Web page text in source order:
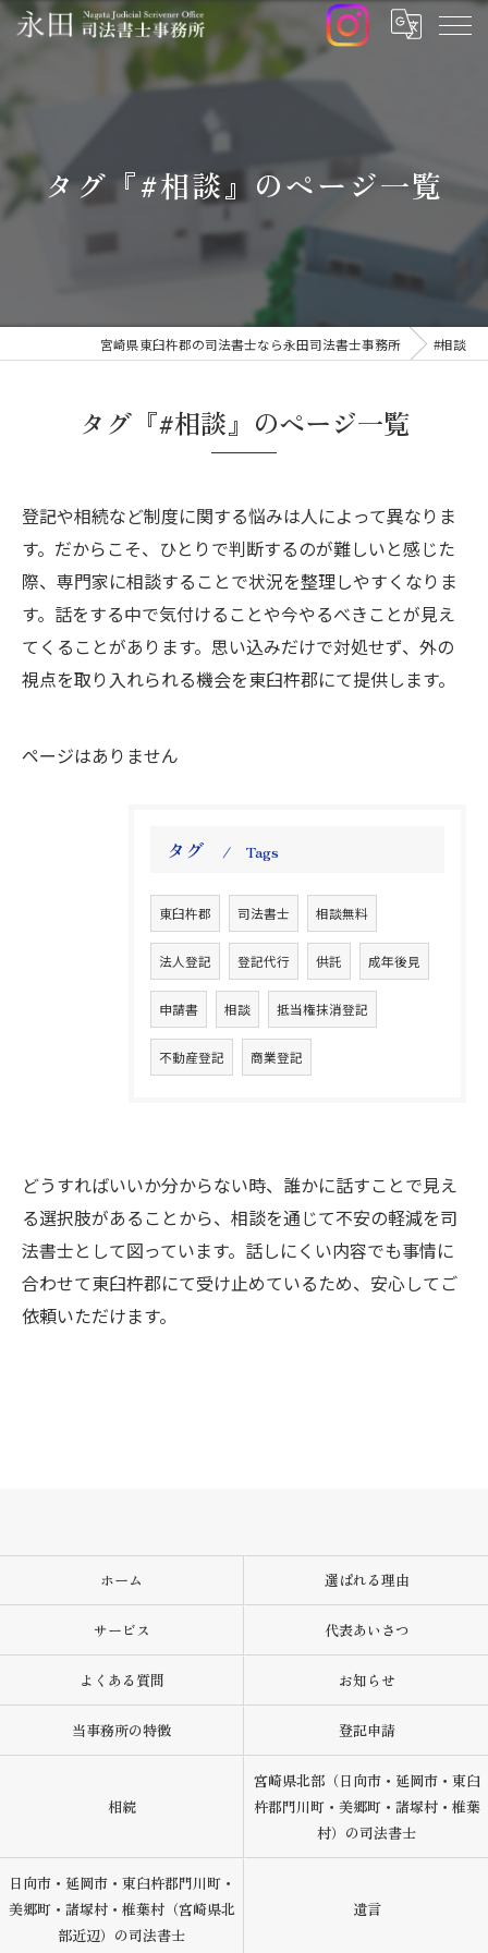
タグ『#相談』のページ一覧
宮崎県東臼杵郡の司法書士なら永田司法書士事務所 #相談
タグ『#相談』のページ一覧
登記や相続など制度に関する悩みは人によって異なりま
す。だからこそ、ひとりで判断するのが難しいと感じた
際、専門家に相談することで状況を整理しやすくなりま
す。話をする中で気付けることや今やるべきことが見え
てくることがあります。思い込みだけで対処せず、外の
視点を取り入れられる機会を東臼杵郡にて提供します。
ページはありません
タグ Tags
東臼杵郡 司法書士 相談無料
法人登記 登記代行 供託 成年後見
申請書 相談 抵当権抹消登記
不動産登記 商業登記
どうすればいいか分からない時、誰かに話すことで見え
る選択肢があることから、相談を通じて不安の軽減を司
法書士として図っています。話しにくい内容でも事情に
合わせて東臼杵郡にて受け止めているため、安心してご
依頼いただけます。
ホーム 選ばれる理由
サービス 代表あいさつ
よくある質問 お知らせ
当事務所の特徴 登記申請
相続
宮崎県北部（日向市・延岡市・東臼
杵郡門川町・美郷町・諸塚村・椎葉
村）の司法書士
日向市・延岡市・東臼杵郡門川町・
美郷町・諸塚村・椎葉村（宮崎県北
部近辺）の司法書士
遺言